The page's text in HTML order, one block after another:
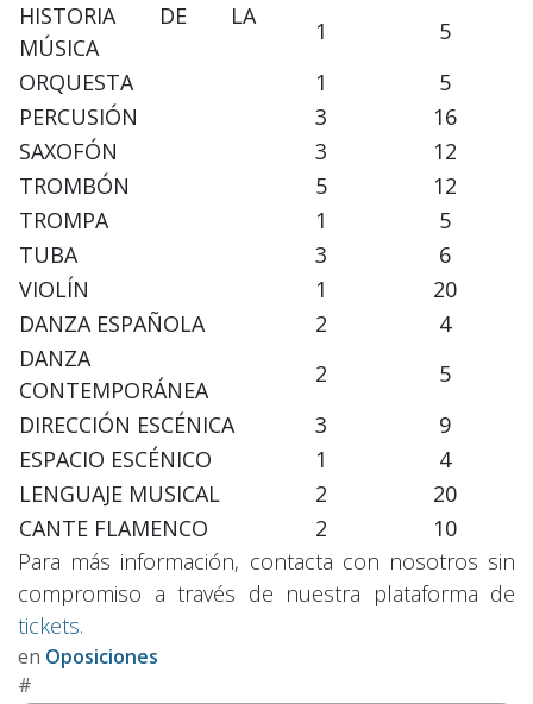
HISTORIA DE LA
MÚSICA
1
5
ORQUESTA
1
5
PERCUSIÓN
3
16
SAXOFÓN
3
12
TROMBÓN
5
12
TROMPA
1
5
TUBA
3
6
VIOLÍN
1
20
DANZA ESPAÑOLA
2
4
DANZA
CONTEMPORÁNEA
2
5
DIRECCIÓN ESCÉNICA
3
9
ESPACIO ESCÉNICO
1
4
LENGUAJE MUSICAL
2
20
CANTE FLAMENCO
2
10
Para más información, contacta con nosotros sin
compromiso a través de nuestra plataforma de
tickets.
en Oposiciones
#